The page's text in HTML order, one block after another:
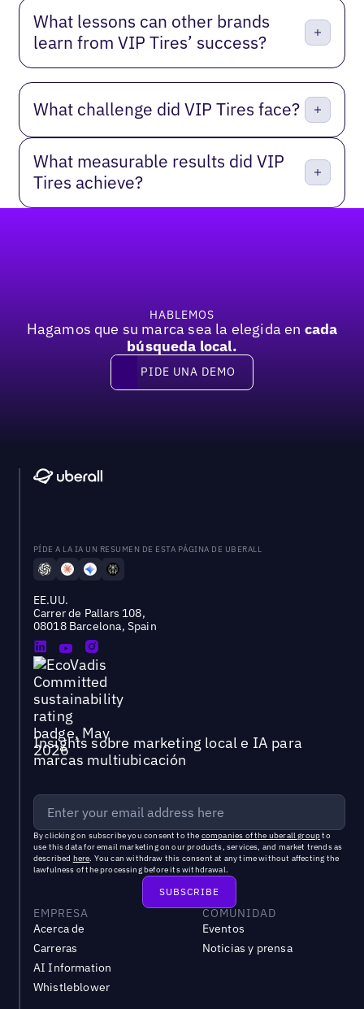
What lessons can other brands
learn from VIP Tires’ success?
What challenge did VIP Tires face?
What measurable results did VIP
Tires achieve?
HABLEMOS
Hagamos que su marca sea la elegida en cada
búsqueda local.
Pide una demo
PIDE UNA DEMO
PÍDE A LA IA UN RESUMEN DE ESTA PÁGINA DE UBERALL
EE.UU.
Carrer de Pallars 108,
08018 Barcelona, Spain
Insights sobre marketing local e IA para
marcas multiubicación
By clicking on subscribe you consent to the companies of the uberall groupto
use this data for email marketing on our products, services, and market trends as
described here. You can withdraw this consent at any time without affecting the
lawfulness of the processing before its withdrawal.
EMPRESA
Acerca de
Carreras
AI Information
Whistleblower
COMUNIDAD
Eventos
Noticias y prensa